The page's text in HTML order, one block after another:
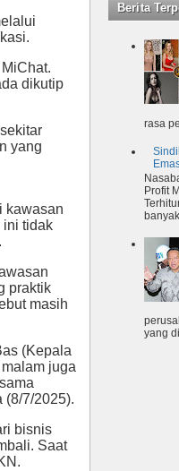
dikutip
yang
kawasan
ini tidak
praktik
masih
(Kepala
juga
(8/7/2025).
bisnis
Saat
Berita
rasa
Profit
yang